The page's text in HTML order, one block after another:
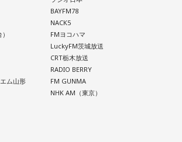
エンディングテーマとして曲を書かせて
、結構パーソナルな部分が出た作品にな
面をすごく辿って探っている曲ですよ
「自分自身を分かってみたい」という気
いて、もしかしたら皆さんも何かを作る
を分かってみたいから作るんじゃないか
う曲を作りました。
くて、私、いつもフィジカルとスピリチ
、いつも同じく同等に思わなきゃダメだ
。昔から「健全な身体に健全な精神宿
しょう？
気の方とかはダメだとか、そういう風に
はなくてね。私達、コンディションが良
ョンも良くなりません？ やっぱり、寝不
とネガティブになっちゃったり、笑顔が
たりね。
ム山形
BAYFM78
NACK5
FMヨコハマ
LuckyFM茨城放送
CRT栃木放送
RADIO BERRY
FM GUNMA
NHK AM（東京）